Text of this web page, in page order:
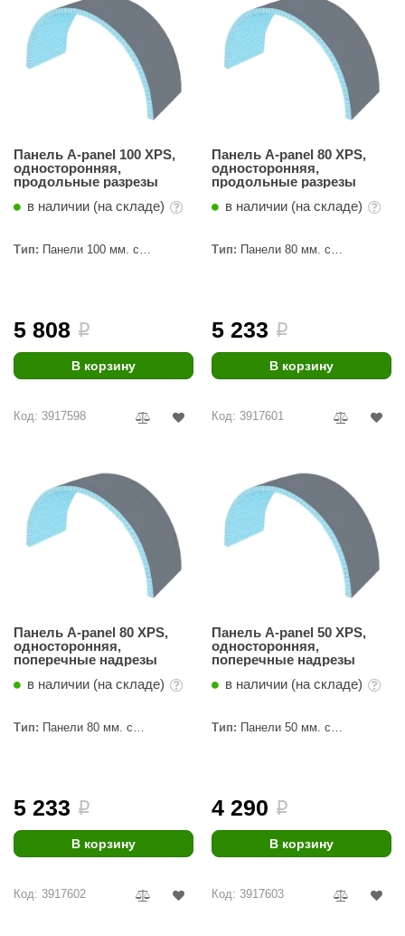
камень
KERN
Панель A-panel 100 XPS,
односторонняя,
продольные разрезы
в наличии (на складе)
Тип: Панели 100 мм. с
5 808 i
В корзину
Панель A-panel 80 XPS,
односторонняя,
продольные разрезы
в наличии (на складе)
Тип: Панели 80 мм. с
5 233 i
В корзину
Код: 3917598
Панель A-panel 80 XPS,
односторонняя,
поперечные надрезы
в наличии (на складе)
Тип: Панели 80 мм. с
5 233 i
В корзину
Код: 3917601
Панель A-panel 50 XPS,
односторонняя,
поперечные надрезы
в наличии (на складе)
Тип: Панели 50 мм. с
4 290 i
В корзину
Код: 3917602 Код: 3917603